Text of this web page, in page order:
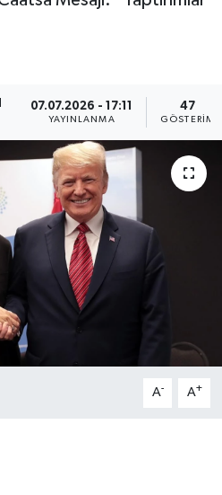
07.07.2026 - 17:11
YAYINLANMA
47
GÖSTERIM
A- A+